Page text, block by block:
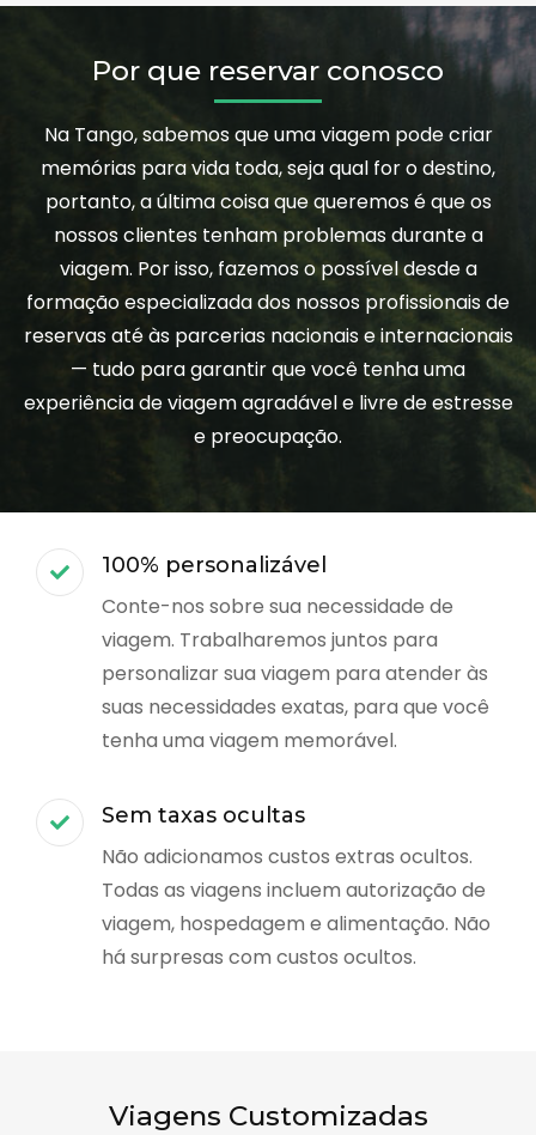
Por que reservar conosco
Na Tango, sabemos que uma viagem pode criar
memórias para vida toda, seja qual for o destino,
portanto, a última coisa que queremos é que os
nossos clientes tenham problemas durante a
viagem. Por isso, fazemos o possível desde a
formação especializada dos nossos profissionais de
reservas até às parcerias nacionais e internacionais
— tudo para garantir que você tenha uma
experiência de viagem agradável e livre de estresse
e preocupação.
100% personalizável
Conte-nos sobre sua necessidade de
viagem. Trabalharemos juntos para
personalizar sua viagem para atender às
suas necessidades exatas, para que você
tenha uma viagem memorável.
Sem taxas ocultas
Não adicionamos custos extras ocultos.
Todas as viagens incluem autorização de
viagem, hospedagem e alimentação. Não
há surpresas com custos ocultos.
Viagens Customizadas